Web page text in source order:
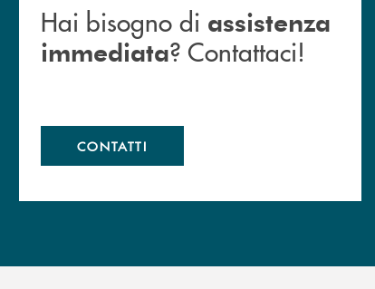
Hai bisogno di assistenza
immediata? Contattaci!
CONTATTI